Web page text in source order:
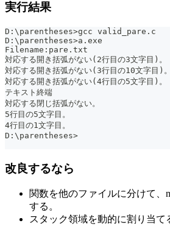
実行結果
D:\parentheses>gcc valid_pare.c
D:\parentheses>a.exe
Filename:pare.txt
対応する開き括弧がない(2行目の3文字目)。
対応する開き括弧がない(3行目の10文字目)。
対応する開き括弧がない(4行目の5文字目)。
テキスト終端
対応する閉じ括弧がない。
5行目の5文字目。
4行目の1文字目。
D:\parentheses>
改良するなら
関数を他のファイルに分けて、
する。
スタック領域を動的に割り当て